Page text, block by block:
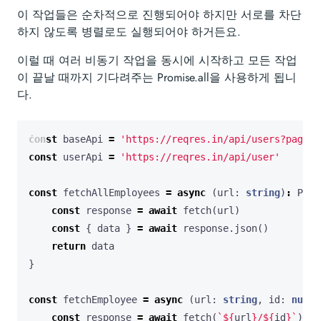
이 작업들은 순차적으로 진행되어야 하지만 서로를 차단
하지 않도록 병렬로도 실행되어야 하거든요.
이럴 때 여러 비동기 작업을 동시에 시작하고 모든 작업
이 끝날 때까지 기다려주는 Promise.all을 사용하게 됩니
다.
const baseApi =
'https://reqres.in/api/
const userApi = 'https://reqres.in/api/user'
const fetchAllEmployees = async (url : string) :
const
response = await fetch(url )
const { data } = await response. json()
return data
}
const fetchEmployee = async (url : string, id :
const
response = await fetch( ` ${url }/${id} ` )